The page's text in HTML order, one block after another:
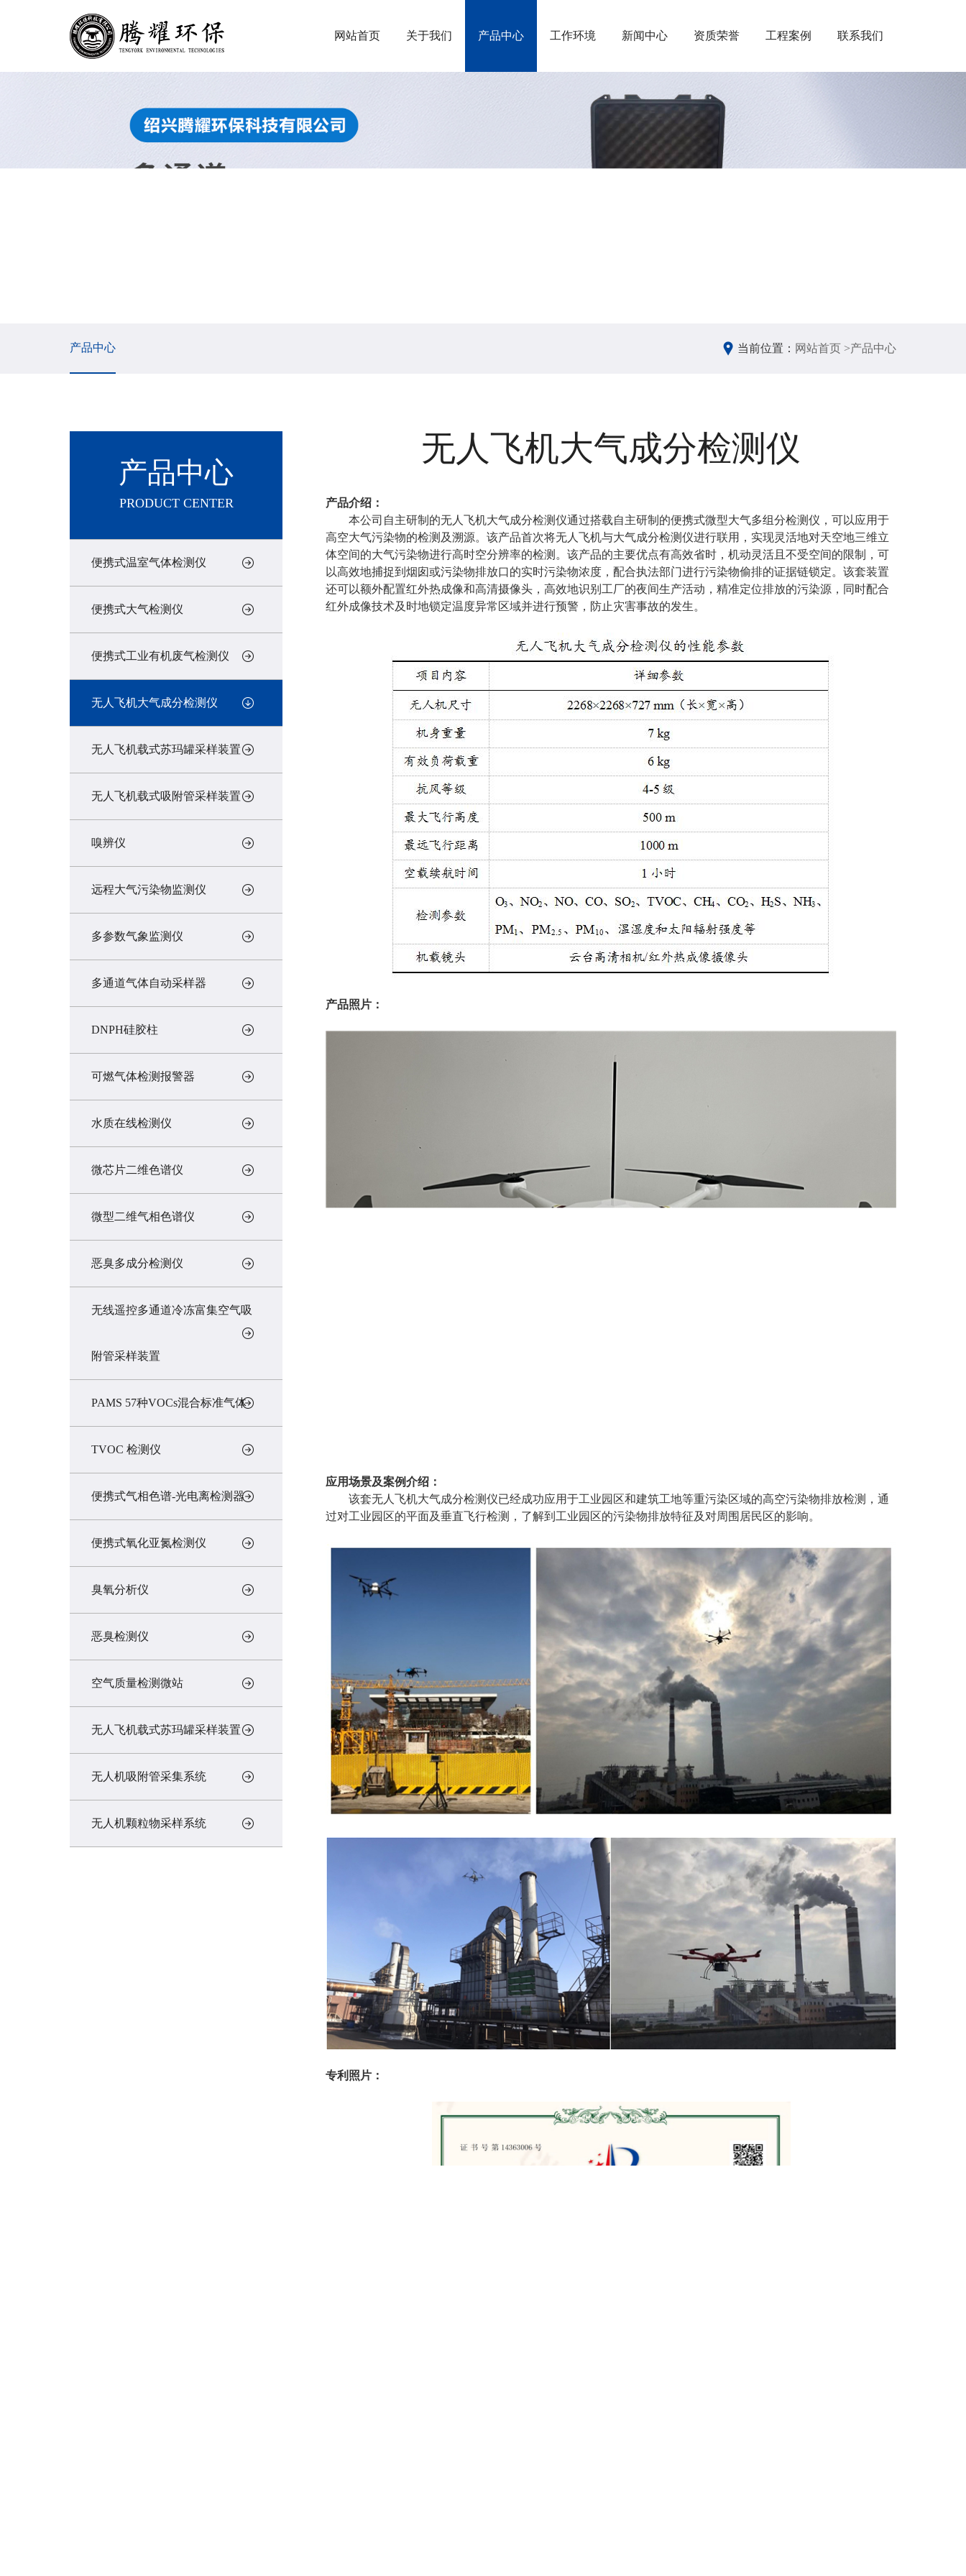
网站首页 关于我们 产品中心 工作环境 新闻中心 资质荣誉 工程案例 联系我们
当前位置： 网站首页 >产品中心
产品中心
产品中心
PRODUCT CENTER
便携式温室气体检测仪
便携式大气检测仪
便携式工业有机废气检测仪
无人飞机大气成分检测仪
无人飞机载式苏玛罐采样装置
无人飞机载式吸附管采样装置
嗅辨仪
远程大气污染物监测仪
多参数气象监测仪
多通道气体自动采样器
DNPH硅胶柱
可燃气体检测报警器
水质在线检测仪
微芯片二维色谱仪
微型二维气相色谱仪
恶臭多成分检测仪
无线遥控多通道冷冻富集空气吸
附管采样装置
PAMS 57种VOCs混合标准气体
TVOC 检测仪
便携式气相色谱-光电离检测器
便携式氧化亚氮检测仪
臭氧分析仪
恶臭检测仪
空气质量检测微站
无人飞机载式苏玛罐采样装置
无人机吸附管采集系统
无人机颗粒物采样系统
无人飞机大气成分检测仪
产品介绍：
本公司自主研制的无人飞机大气成分检测仪通过搭载自主研制的便携式微型大气多组分检测仪，可以应用于
高空大气污染物的检测及溯源。该产品首次将无人飞机与大气成分检测仪进行联用，实现灵活地对天空地三维立
体空间的大气污染物进行高时空分辨率的检测。该产品的主要优点有高效省时，机动灵活且不受空间的限制，可
以高效地捕捉到烟囱或污染物排放口的实时污染物浓度，配合执法部门进行污染物偷排的证据链锁定。该套装置
还可以额外配置红外热成像和高清摄像头，高效地识别工厂的夜间生产活动，精准定位排放的污染源，同时配合
红外成像技术及时地锁定温度异常区域并进行预警，防止灾害事故的发生。
产品照片：
应用场景及案例介绍：
该套无人飞机大气成分检测仪已经成功应用于工业园区和建筑工地等重污染区域的高空污染物排放检测，通
过对工业园区的平面及垂直飞行检测，了解到工业园区的污染物排放特征及对周围居民区的影响。
专利照片：